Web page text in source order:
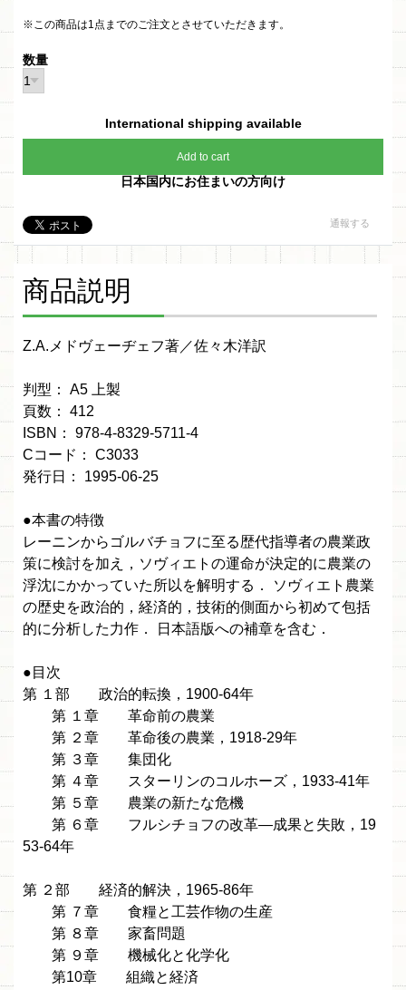
※この商品は1点までのご注文とさせていただきます。
数量
International shipping available
Add to cart
日本国内にお住まいの方向け
通報する
商品説明
Z.A.メドヴェーヂェフ著／佐々木洋訳
判型： A5 上製
頁数： 412
ISBN： 978-4-8329-5711-4
Cコード： C3033
発行日： 1995-06-25
●本書の特徴
レーニンからゴルバチョフに至る歴代指導者の農業政
策に検討を加え，ソヴィエトの運命が決定的に農業の
浮沈にかかっていた所以を解明する． ソヴィエト農業
の歴史を政治的，経済的，技術的側面から初めて包括
的に分析した力作． 日本語版への補章を含む．
●目次
第 １部 政治的転換，1900-64年
第 １章 革命前の農業
第 ２章 革命後の農業，1918-29年
第 ３章 集団化
第 ４章 スターリンのコルホーズ，1933-41年
第 ５章 農業の新たな危機
第 ６章 フルシチョフの改革—成果と失敗，19
53-64年
第 ２部 経済的解決，1965-86年
第 ７章 食糧と工芸作物の生産
第 ８章 家畜問題
第 ９章 機械化と化学化
第10章 組織と経済